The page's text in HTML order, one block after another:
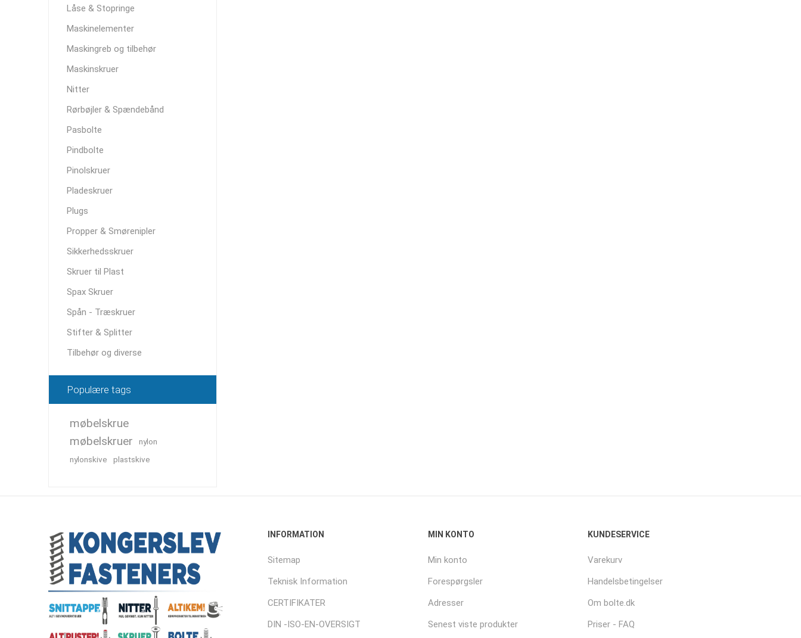
Låse & Stopringe
Maskinelementer
Maskingreb og tilbehør
Maskinskruer
Nitter
Rørbøjler & Spændebånd
Pasbolte
Pindbolte
Pinolskruer
Pladeskruer
Plugs
Propper & Smørenipler
Sikkerhedsskruer
Skruer til Plast
Spax Skruer
Spån - Træskruer
Stifter & Splitter
Tilbehør og diverse
Populære tags
møbelskrue
møbelskruer
nylon
nylonskive
plastskive
INFORMATION
Sitemap
Teknisk Information
CERTIFIKATER
DIN -ISO-EN-OVERSIGT
MIN KONTO
Min konto
Forespørgsler
Adresser
Senest viste produkter
KUNDESERVICE
Varekurv
Handelsbetingelser
Om bolte.dk
Priser - FAQ